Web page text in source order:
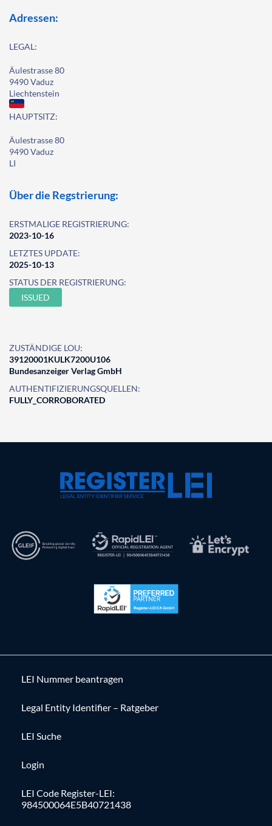
Adressen:
LEGAL:
Äulestrasse 80
9490 Vaduz
Liechtenstein
HAUPTSITZ:
Äulestrasse 80
9490 Vaduz
LI
Über die Regstrierung:
ERSTMALIGE REGISTRIERUNG:
2023-10-16
LETZTES UPDATE:
2025-10-13
STATUS DER REGISTRIERUNG:
ISSUED
ZUSTÄNDIGE LOU:
39120001KULK7200U106
Bundesanzeiger Verlag GmbH
AUTHENTIFIZIERUNGSQUELLEN:
FULLY_CORROBORATED
LEI Nummer beantragen
Legal Entity Identifier – Ratgeber
LEI Suche
Login
LEI Code Register-LEI:
984500064E5B40721438